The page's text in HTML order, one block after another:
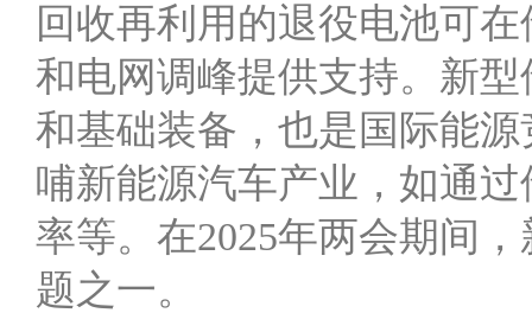
回收再利用的退役电池可
和电网调峰提供支持。新
和基础装备，也是国际能
哺新能源汽车产业，如通
率等。在2025年两会期间
题之一。